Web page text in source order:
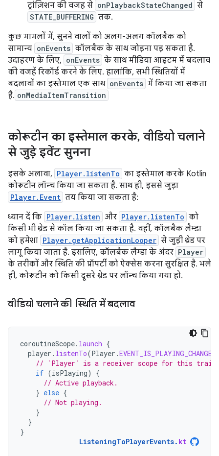
ट्रांज़िशन की वजह से onPlaybackStateChanged से
STATE_BUFFERING तक.
कुछ मामलों में, सुनने वालों को अलग-अलग कॉलबैक को
सामान्य onEvents कॉलबैक के साथ जोड़ना पड़ सकता है.
उदाहरण के लिए, onEvents के साथ मीडिया आइटम में बदलाव
की वजहें रिकॉर्ड करने के लिए. हालांकि, सभी स्थितियों में
बदलावों का इस्तेमाल एक साथ onEvents में किया जा सकता
है. onMediaItemTransition
कोरूटीन का इस्तेमाल करके, वीडियो चलाने
से जुड़े इवेंट सुनना
इसके अलावा, Player.listenTo का इस्तेमाल करके Kotlin
कोरूटीन लॉन्च किया जा सकता है. साथ ही, इससे जुड़ा
Player.Event तय किया जा सकता है:
ध्यान दें कि Player.listen और Player.listenTo को
किसी भी थ्रेड से कॉल किया जा सकता है. वहीं, कॉलबैक लैम्डा
को हमेशा Player.getApplicationLooper से जुड़ी थ्रेड पर
लागू किया जाता है. इसलिए, कॉलबैक लैम्डा के अंदर Player
के तरीकों और स्थिति की प्रॉपर्टी को ऐक्सेस करना सुरक्षित है. भले
ही, कोरूटीन को किसी दूसरे थ्रेड पर लॉन्च किया गया हो.
वीडियो चलाने की स्थिति में बदलाव
coroutineScope. launch {
player . listenTo(Player .EVENT_IS_PLAYING_CHANGED
// `Player` is a receiver scope for this
if (isPlaying)
{
// Active playback.
} else {
// Not playing.
}
}
}
ListeningToPlayerEvents. kt